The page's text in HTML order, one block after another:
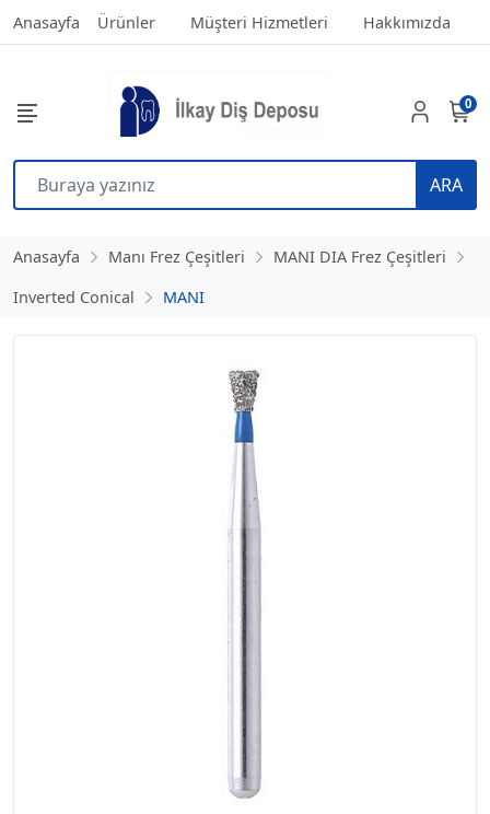
Anasayfa Ürünler Müşteri Hizmetleri Hakkımızda
ARA
0
Anasayfa Manı Frez Çeşitleri
MANI DIA Frez Çeşitleri
Inverted Conical
MANI